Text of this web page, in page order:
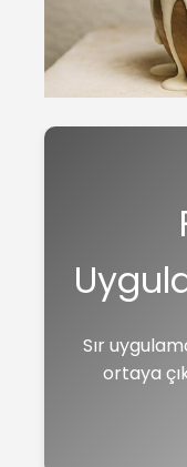
Sır
ortaya